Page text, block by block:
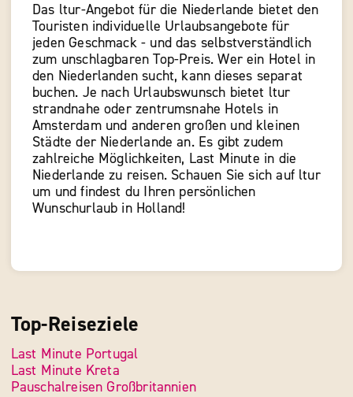
Das ltur-Angebot für die Niederlande bietet den
Touristen individuelle Urlaubsangebote für
jeden Geschmack - und das selbstverständlich
zum unschlagbaren Top-Preis. Wer ein Hotel in
den Niederlanden sucht, kann dieses separat
buchen. Je nach Urlaubswunsch bietet ltur
strandnahe oder zentrumsnahe Hotels in
Amsterdam und anderen großen und kleinen
Städte der Niederlande an. Es gibt zudem
zahlreiche Möglichkeiten, Last Minute in die
Niederlande zu reisen. Schauen Sie sich auf ltur
um und findest du Ihren persönlichen
Wunschurlaub in Holland!
Top-Reiseziele
Last Minute Portugal
Last Minute Kreta
Pauschalreisen Großbritannien